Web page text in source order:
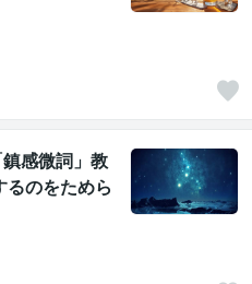
感微詞」教
のをためら